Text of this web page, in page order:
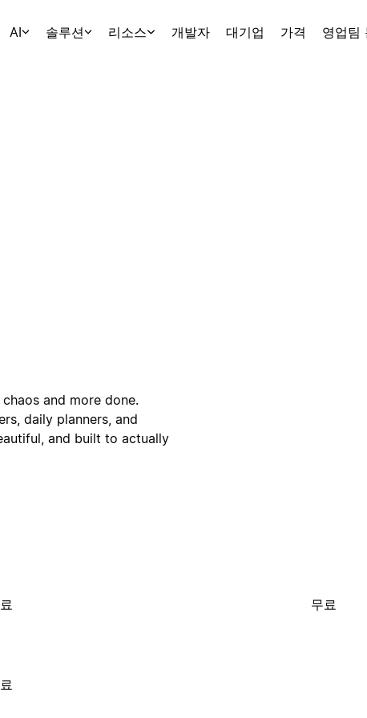
AI 솔루션 리소스 개발자 대기업 가격 영업팀
and more done.
daily planners, and
and built to actually
무료